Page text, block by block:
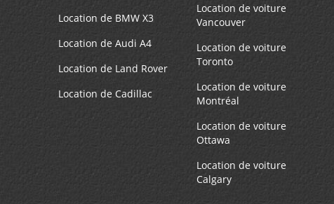
Location de BMW X3
Location de Audi A4
Location de Land Rover
Location de Cadillac
Location de voiture
Vancouver
Location de voiture
Toronto
Location de voiture
Montréal
Location de voiture
Ottawa
Location de voiture
Calgary